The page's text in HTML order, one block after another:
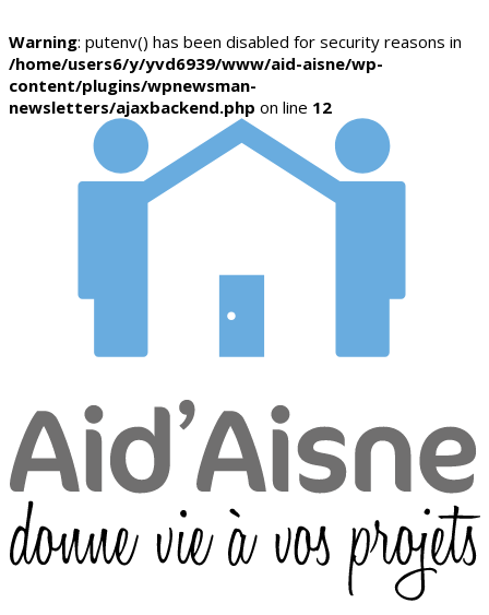
Warning: putenv() has been disabled for security reasons in
/home/users6/y/yvd6939/www/aid-aisne/wp-
content/plugins/wpnewsman-
newsletters/ajaxbackend.php on line 12